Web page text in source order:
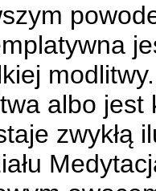
albo jest
zwykłą